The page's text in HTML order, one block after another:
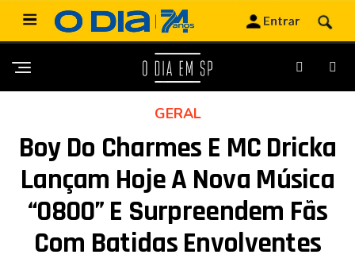
GERAL
Boy Do Charmes E MC Dricka
Lançam Hoje A Nova Música
“0800” E Surpreendem Fãs
Com Batidas Envolventes